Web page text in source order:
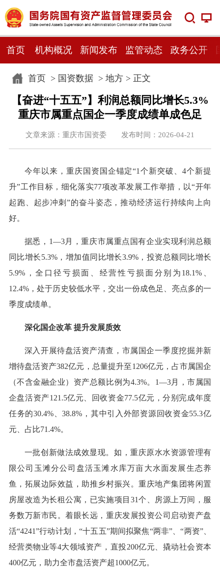
首页 机构概况 新闻发布 监管动态 政务公开
首页> 国资数据> 地方> 正文
【奋进“十五五”】利润总额同比增长5.3%
重庆市属重点国企一季度成绩单成色足
文章来源：重庆市国资委 发布时间：2026-04-21
今年以来，重庆国资国企锚定“1个新突破、4个新提
升”工作目标，细化落实77项改革发展工作举措，以“开年
起跑、起步冲刺”的奋斗姿态，推动经济运行持续向上向
好。
据悉，1—3月，重庆市属重点国有企业实现利润总额
同比增长5.3%，增加值同比增长3.9%，投资总额同比增长
5.9%，全口径亏损面、经营性亏损面分别为18.1%、
12.4%，处于历史较低水平，交出一份成色足、亮点多的一
季度成绩单。
深化国企改革 提升发展质效
深入开展待盘活资产清查，市属国企一季度挖掘并新
增待盘活资产382亿元，总量提升至1206亿元，占市属国企
（不含金融企业）资产总额比例为4.3%。1—3月，市属国
企盘活资产121.5亿元、回收资金77.5亿元，分别完成年度
任务的30.4%、38.8%，其中引入外部资源回收资金55.3亿
元、占比71.4%。
一批创新做法成效显现。如，重庆原水水资源管理有
限公司玉滩分公司盘活玉滩水库万亩大水面发展生态养
鱼，拓展边际效益，助推乡村振兴。重庆地产集团将闲置
房屋改造为长租公寓，已实施项目31个、房源上万间，服
务数万新市民。着眼长远，重庆发展投资公司启动资产盘
活“4241”行动计划，“十五五”期间拟聚焦“两非”、“两资”、
经营类物业等4大领域资产，直投200亿元、撬动社会资本
400亿元，助力全市盘活资产超1000亿元。